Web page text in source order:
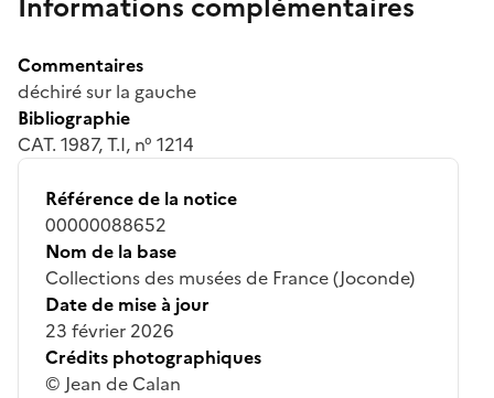
Commentaires
déchiré sur la gauche
Bibliographie
CAT. 1987, T.I, n° 1214
Référence de la notice
00000088652
Nom de la base
Collections des musées de France (Joconde)
Date de mise à jour
23 février 2026
Crédits photographiques
© Jean de Calan